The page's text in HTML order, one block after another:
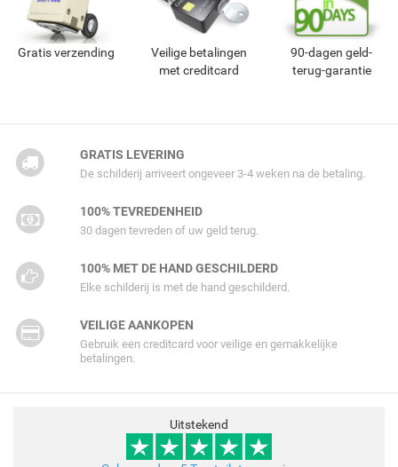
Gratis verzending
Veilige betalingen
met creditcard
90-dagen geld-
terug-garantie
GRATIS LEVERING
De schilderij arriveert ongeveer 3-4 weken na de betaling.
100% TEVREDENHEID
30 dagen tevreden of uw geld terug.
100% MET DE HAND GESCHILDERD
Elke schilderij is met de hand geschilderd.
VEILIGE AANKOPEN
Gebruik een creditcard voor veilige en gemakkelijke
betalingen.
Uitstekend